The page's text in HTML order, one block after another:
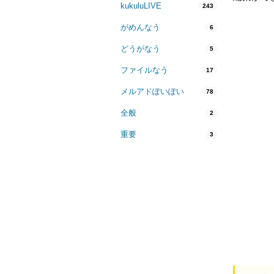
kukuluLIVE 243
がめんなう 6
どうがなう 5
ファイルなう 17
メルアドぽいぽい 78
全般 2
重要 3